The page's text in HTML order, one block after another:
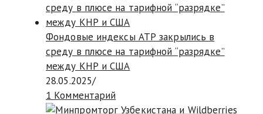
Фондовые индексы АТР закрылись в
среду в плюсе на тарифной “разрядке”
между КНР и США
28.05.2025/
1 Комментарий